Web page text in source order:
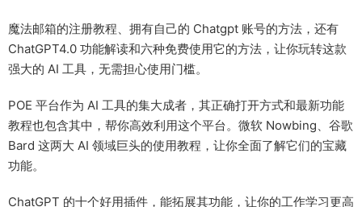
魔法邮箱的注册教程、拥有自己的 Chatgpt 账号的方法，还有
ChatGPT4.0 功能解读和六种免费使用它的方法，让你玩转这款
强大的 AI 工具，无需担心使用门槛。
POE 平台作为 AI 工具的集大成者，其正确打开方式和最新功能
教程也包含其中，帮你高效利用这个平台。微软 Nowbing、谷歌
Bard 这两大 AI 领域巨头的使用教程，让你全面了解它们的宝藏
功能。
ChatGPT 的十个好用插件，能拓展其功能，让你的工作学习更高